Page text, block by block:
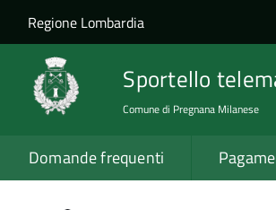
Salta al contenuto principale
Skip to site navigation
Regione Lombardia
Sportello
Comune di Pregnana Milanese
Domande frequenti